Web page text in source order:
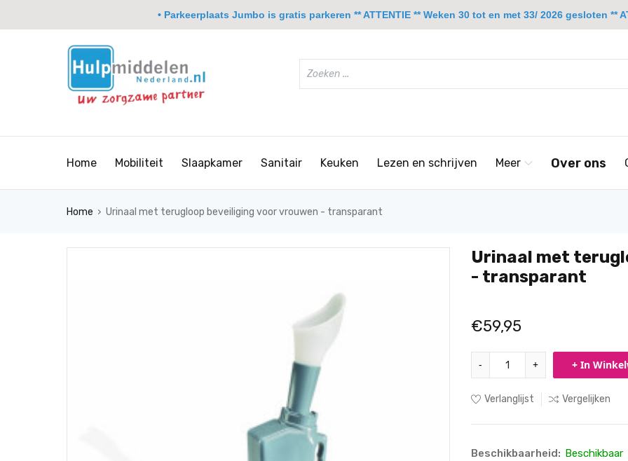
Home Mobiliteit Slaapkamer Sanitair Keuken Lezen en schrijven Meer Over ons
Home › Urinaal met terugloop beveiliging voor vrouwen - transparant
Urinaal met
- transparant
€59,95
- + + In
Verlanglijst Vergelijken
Beschikbaarheid: Beschikbaar
• Parkeerplaats Jumbo is gratis parkeren ** ATTENTIE ** Weken 30 tot en met 33/ 2026 gesloten **